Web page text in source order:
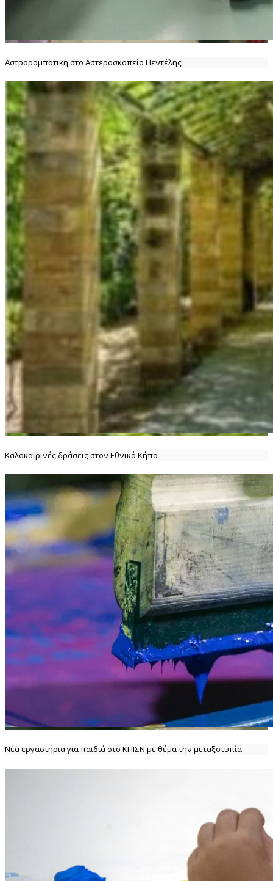
Αστρορομποτική στο Αστεροσκοπείο Πεντέλης
Καλοκαιρινές δράσεις στον Εθνικό Κήπο
Νέα εργαστήρια για παιδιά στο ΚΠΙΣΝ με θέμα την μεταξοτυπία